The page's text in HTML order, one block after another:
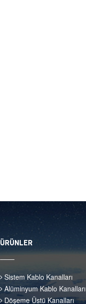
ÜRÜNLER
Sistem Kablo Kanalları
Alüminyum Kablo Kanalları
Döşeme Üstü Kanalları